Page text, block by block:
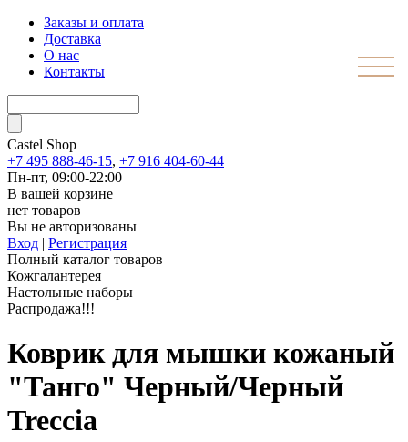
Заказы и оплата
Доставка
О нас
Контакты
Castel Shop
+7 495 888-46-15, +7 916 404-60-44
Пн-пт, 09:00-22:00
В вашей корзине
нет товаров
Вы не авторизованы
Вход | Регистрация
Полный каталог товаров
Кожгалантерея
Настольные наборы
Распродажа!!!
Коврик для мышки кожаный
"Танго" Черный/Черный
Treccia